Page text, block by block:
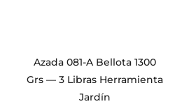
Azada 081-A Bellota 1300
Grs — 3 Libras Herramienta
Jardín